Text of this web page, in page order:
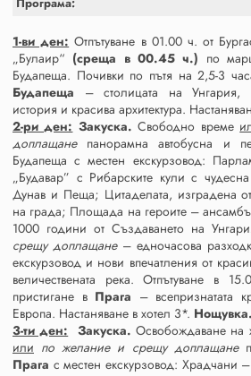
Програма:
1-ви ден: Отпътуване в 01.00 ч. от
„Булаир“ (среща в 00.45 ч.) по
Будапеща. Почивки по пътя на 2,5-3
Будапеща – столицата на Унгария,
история и красива архитектура.
2-ри ден: Закуска. Свободно време
доплащанепанорамна автобусна и
Будапеща с местен екскурзовод:
„Будавар” с Рибарските кули с
Дунав и Пеща; Цитаделата, изградена
на града; Площада на героите –
1000 години от Създаването на
срещу доплащане– едночасова
екскурзовод и нови впечатления от
величествената река. Отпътуване в
пристигане в Прага – всепризнатата
Европа. Настаняване в хотел 3*. Нощувка.
3-ти ден: Закуска. Освобождаване на
или по желание и срещу доплащане
Прага с местен екскурзовод: Храдчани